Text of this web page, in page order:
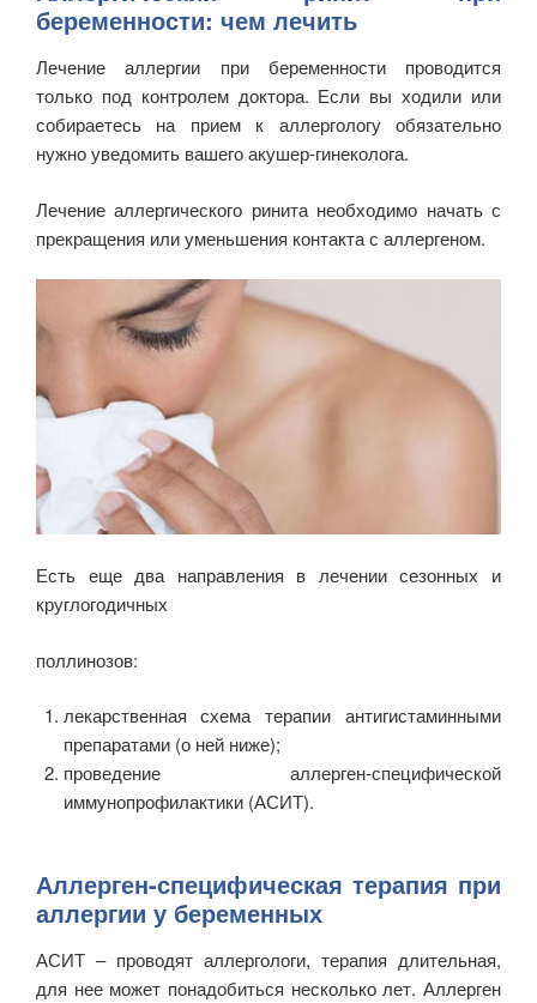
беременности: чем лечить
Лечение аллергии при беременности проводится
только под контролем доктора. Если вы ходили или
собираетесь на прием к аллергологу обязательно
нужно уведомить вашего акушер-гинеколога.
Лечение аллергического ринита необходимо начать с
прекращения или уменьшения контакта с аллергеном.
Есть еще два направления в лечении сезонных и
круглогодичных
поллинозов:
лекарственная схема терапии антигистаминными
препаратами (о ней ниже);
проведение аллерген-специфической
иммунопрофилактики (АСИТ).
Аллерген-специфическая терапия при
аллергии у беременных
АСИТ – проводят аллергологи, терапия длительная,
для нее может понадобиться несколько лет. Аллерген